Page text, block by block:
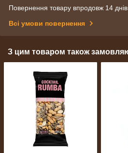
Повернення товару впродовж 14
Всі умови повернення
З цим товаром також